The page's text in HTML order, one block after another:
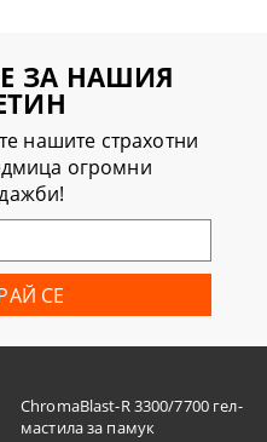
ЗА НАШИЯ
нашите страхотни
огромни
ChromaBlast-R 3300/7700 гел-
мастила за памук